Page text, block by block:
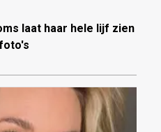
laat haar hele lijf zien